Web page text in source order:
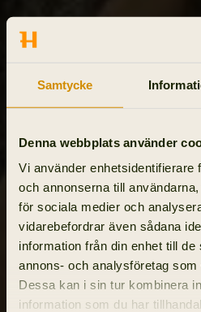
Samtycke
Denna webbplats använder
Vi använder enhetsidentifierare
och annonserna till
för sociala medier och
vidarebefordrar även sådana
information från din enhet till
annons- och analysföretag
Dessa kan i sin tur kombinera
information som du har